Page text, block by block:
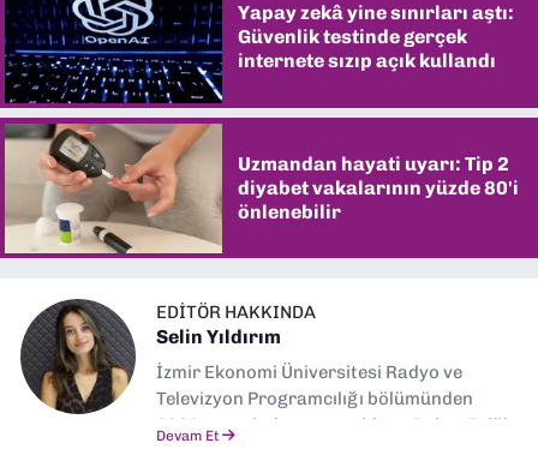
Yapay zekâ yine sınırları aştı:
Güvenlik testinde gerçek
internete sızıp açık kullandı
Uzmandan hayati uyarı: Tip 2
diyabet vakalarının yüzde 80'i
önlenebilir
EDITÖR HAKKINDA
Selin Yıldırım
İzmir Ekonomi Üniversitesi Radyo ve
Televizyon Programcılığı bölümünden
2024 senesinde mezun oldum. Dokuz Eylül
Devam Et